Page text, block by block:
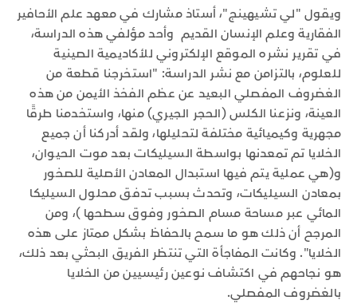
ويقول "لي تشيهينج"، أستاذ مشارك في معهد علم الأحافير
الفقارية وعلم الإنسان القديم وأحد مؤلفي هذه الدراسة،
في تقرير نشره الموقع الإلكتروني للأكاديمية الصينية
للعلوم، بالتزامن مع نشر الدراسة: "استخرجنا قطعة من
الغضروف المفصلي البعيد عن عظم الفخذ الأيمن من هذه
العينة، ونزعنا الكلس (الحجر الجيري) منها، واستخدمنا طرقًا
مجهرية وكيميائية مختلفة لتحليلها، ولقد أدركنا أن جميع
الخلايا تم تمعدنها بواسطة السيليكات بعد موت الحيوان،
و(هي عملية يتم فيها استبدال المعادن الأصلية للصخور
بمعادن السيليكات، وتحدث بسبب تدفق محلول السيليكا
المائي عبر مساحة مسام الصخور وفوق سطحها )، ومن
المرجح أن ذلك هو ما سمح بالحفاظ بشكل ممتاز على هذه
الخلايا". وكانت المفاجأة التي تنتظر الفريق البحثي بعد ذلك،
هو نجاحهم في اكتشاف نوعين رئيسيين من الخلايا
بالغضروف المفصلي.